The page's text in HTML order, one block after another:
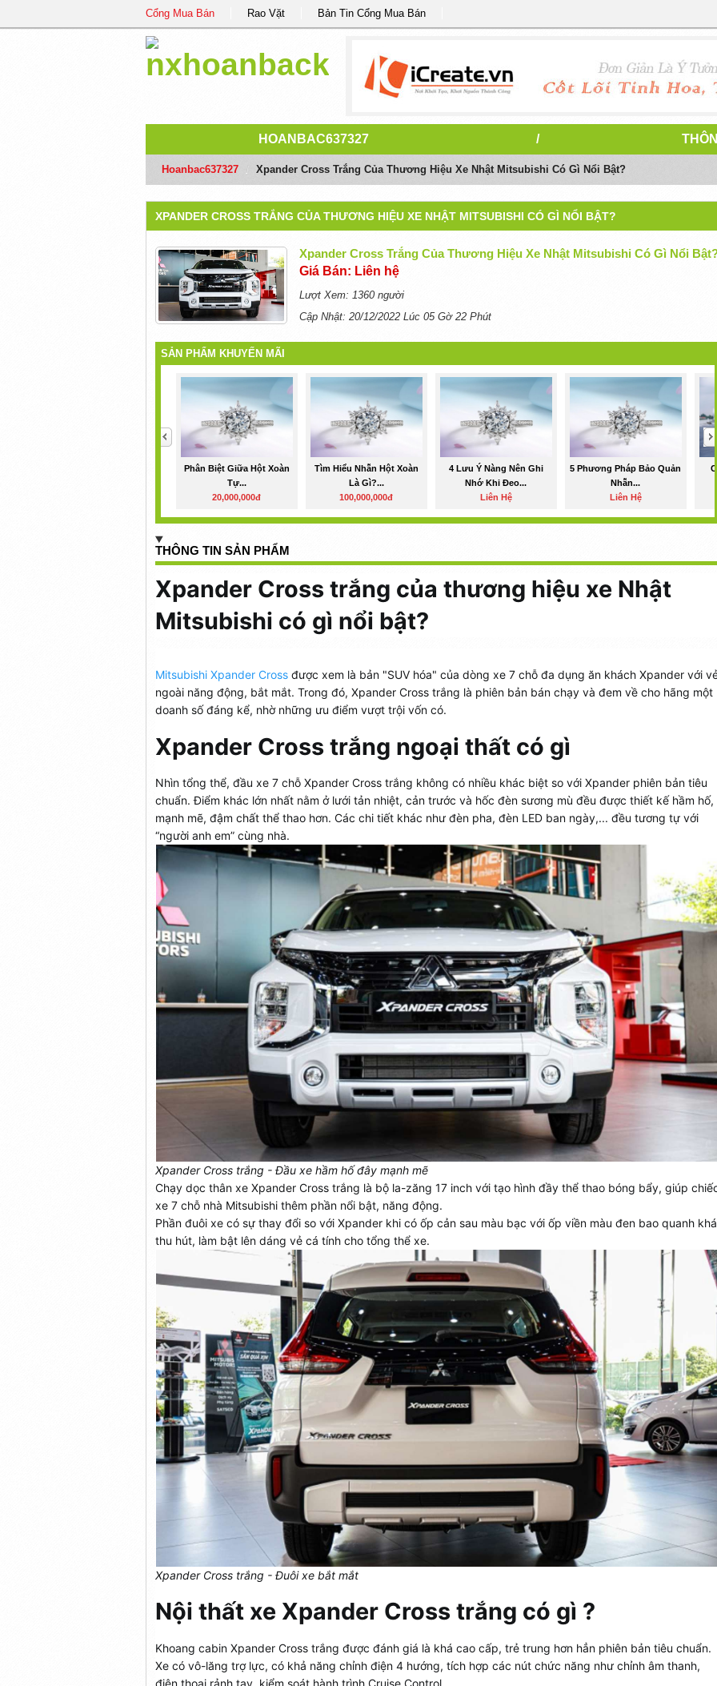
Cổng Mua Bán Rao Vặt Bản Tin Cổng Mua Bán
HOANBAC637327 /
Hoanbac637327 Xpander Cross Trắng Của Thương Hiệu Xe Nhật Mitsubishi Có Gì Nổi Bật?
XPANDER CROSS TRẮNG CỦA THƯƠNG HIỆU XE NHẬT MITSUBISHI CÓ GÌ NỔI BẬT?
Xpander Cross Trắng Của Thương Hiệu Xe Nhật Mitsubishi Có Gì Nổi
Giá Bán: Liên hệ
Lượt Xem: 1360 người
Cập Nhật: 20/12/2022 Lúc 05 Gờ 22 Phút
SẢN PHẨM KHUYẾN MÃI
Phân Biệt Giữa Hột Xoàn
Tự...
20,000,000đ
Tìm Hiểu Nhẫn Hột Xoàn
Là Gì?...
100,000,000đ
4 Lưu Ý Nàng Nên Ghi
Nhớ Khi Đeo...
Liên Hệ
5 Phương Pháp Bảo Quản
Nhẫn...
Liên Hệ
THÔNG TIN SẢN PHẨM
Xpander Cross trắng của thương hiệu xe Nhật
Mitsubishi có gì nổi bật?
Mitsubishi Xpander Crossđược xem là bản "SUV hóa" của dòng xe 7 chỗ đa dụng ăn khách Xpander với
ngoài năng động, bắt mắt. Trong đó, Xpander Cross trắng là phiên bản bán chạy và đem về cho hãng một
doanh số đáng kể, nhờ những ưu điểm vượt trội vốn có.
Xpander Cross trắng ngoại thất có gì
Nhìn tổng thể, đầu xe 7 chỗ Xpander Cross trắng không có nhiều khác biệt so với Xpander phiên bản tiêu
chuẩn. Điểm khác lớn nhất nằm ở lưới tản nhiệt, cản trước và hốc đèn sương mù đều được thiết kế hầm hố,
mạnh mẽ, đậm chất thể thao hơn. Các chi tiết khác như đèn pha, đèn LED ban ngày,... đều tương tự với
“người anh em” cùng nhà.
Xpander Cross trắng - Đầu xe hầm hố đây mạnh mẽ
Chạy dọc thân xe Xpander Cross trắng là bộ la-zăng 17 inch với tạo hình đầy thể thao bóng bẩy, giúp
xe 7 chỗ nhà Mitsubishi thêm phần nổi bật, năng động.
Phần đuôi xe có sự thay đổi so với Xpander khi có ốp cản sau màu bạc với ốp viền màu đen bao quanh khá
thu hút, làm bật lên dáng vẻ cá tính cho tổng thể xe.
Xpander Cross trắng - Đuôi xe bắt mắt
Nội thất xe Xpander Cross trắng có gì ?
Khoang cabin Xpander Cross trắng được đánh giá là khá cao cấp, trẻ trung hơn hẳn phiên bản tiêu chuẩn.
Xe có vô-lăng trợ lực, có khả năng chỉnh điện 4 hướng, tích hợp các nút chức năng như chỉnh âm thanh,
điện thoại rảnh tay, kiểm soát hành trình Cruise Control.